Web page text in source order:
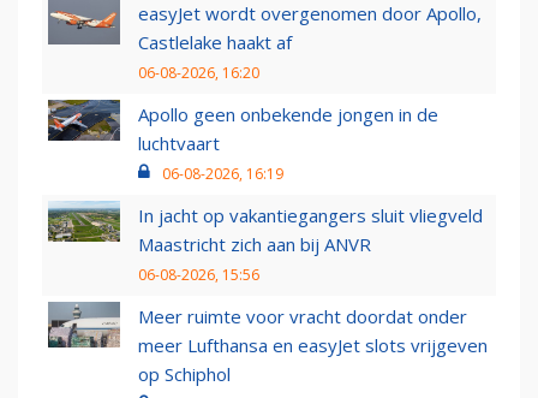
easyJet wordt overgenomen door Apollo,
Castlelake haakt af
06-08-2026, 16:20
Apollo geen onbekende jongen in de
luchtvaart
06-08-2026, 16:19
In jacht op vakantiegangers sluit vliegveld
Maastricht zich aan bij ANVR
06-08-2026, 15:56
Meer ruimte voor vracht doordat onder
meer Lufthansa en easyJet slots vrijgeven
op Schiphol